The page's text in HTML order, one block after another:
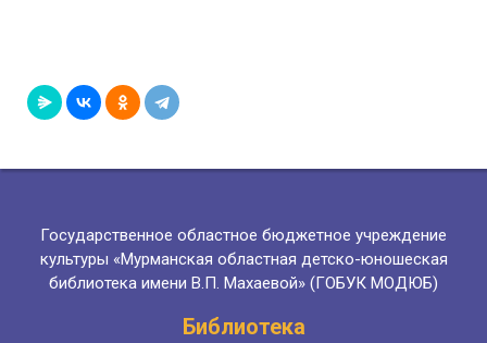
Государственное областное бюджетное учреждение
культуры «Мурманская областная детско-юношеская
библиотека имени В.П. Махаевой» (ГОБУК МОДЮБ)
Библиотека